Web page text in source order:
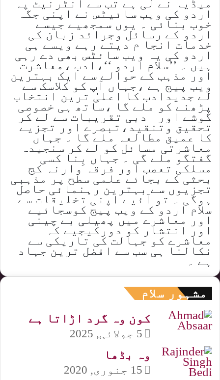
میڈیا نے لی ہے تب سے انٹرنیٹ پہ
اردو کی ویب سائیٹس نے اپنی جگہ
خوب بنائی ۔ یوں سمجھیے جیسے
اردو کے رسائل وجرائد زبان کی
خدمات انجا م دیتے رہے ویسے ہی
اردو کی یہ ویب سائٹس بھی دے رہی
ہیں ۔ ’’سلام اردو ‘‘،ادب ،معاشرت
اور مذہب کے حوالے سے ایک بہترین
ویب پیج ہے ،جہاں آپ کو کلاسک سے
لے جدیدادب کا اعلیٰ ترین انتخاب
پڑھنے کو ملے گا ،ساتھ ہی خصوصی
گوشے اور ادبی تقریبات سے لے کر
تحقیق وتنقید،تبصرے اور تجزیے
کا عمیق مطالعہ ملے گا ۔ جہاں
معاشرتی مسائل کو لے کر سنجیدہ
گفتگو ملے گی ۔ جہاں بِنا کسی
مسلکی تعصب اور فرقہ وارنہ کج
بحثی کے بجائے علمی سطح پر مذہبی
تجزیوں سے بہترین رہنمائی حاصل
ہوگی ۔ تو آئیے اپنی تخلیقات سے
سلام اردو کے ویب پیج کوسجائیے
اور معاشرے میں پھیلی بے چینی
اور انتشار کو دورکیجیے کہ
معاشرے کو جہالت کی تاریکی سے
نکالنا ہی سب سے افضل ترین جہاد
ہے ۔
مشہور سلام
کون وہ گرد اڑاتا ہے
5 جولائی, 2025
وہ بڈھا
15 جنوری, 2020